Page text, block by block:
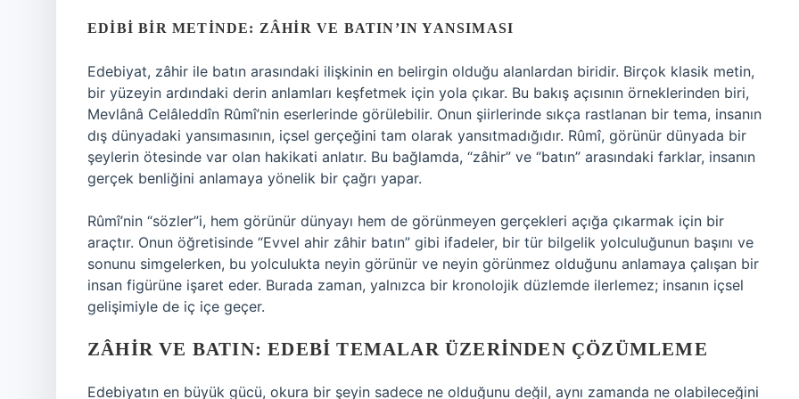
EDIBI BIR METINDE: ZÂHIR VE BATIN’IN YANSIMASI
Edebiyat, zâhir ile batın arasındaki ilişkinin en belirgin olduğu alanlardan biridir. Birçok klasik metin,
bir yüzeyin ardındaki derin anlamları keşfetmek için yola çıkar. Bu bakış açısının örneklerinden biri,
Mevlânâ Celâleddîn Rûmî’nin eserlerinde görülebilir. Onun şiirlerinde sıkça rastlanan bir tema, insanın
dış dünyadaki yansımasının, içsel gerçeğini tam olarak yansıtmadığıdır. Rûmî, görünür dünyada bir
şeylerin ötesinde var olan hakikati anlatır. Bu bağlamda, “zâhir” ve “batın” arasındaki farklar, insanın
gerçek benliğini anlamaya yönelik bir çağrı yapar.
Rûmî’nin “sözler”i, hem görünür dünyayı hem de görünmeyen gerçekleri açığa çıkarmak için bir
araçtır. Onun öğretisinde “Evvel ahir zâhir batın” gibi ifadeler, bir tür bilgelik yolculuğunun başını ve
sonunu simgelerken, bu yolculukta neyin görünür ve neyin görünmez olduğunu anlamaya çalışan bir
insan figürüne işaret eder. Burada zaman, yalnızca bir kronolojik düzlemde ilerlemez; insanın içsel
gelişimiyle de iç içe geçer.
ZÂHIR VE BATIN: EDEBI TEMALAR ÜZERINDEN ÇÖZÜMLEME
Edebiyatın en büyük gücü, okura bir şeyin sadece ne olduğunu değil, aynı zamanda ne olabileceğini